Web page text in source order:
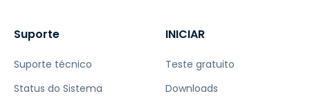
Suporte
Suporte técnico
Status do Sistema
INICIAR
Teste gratuito
Downloads